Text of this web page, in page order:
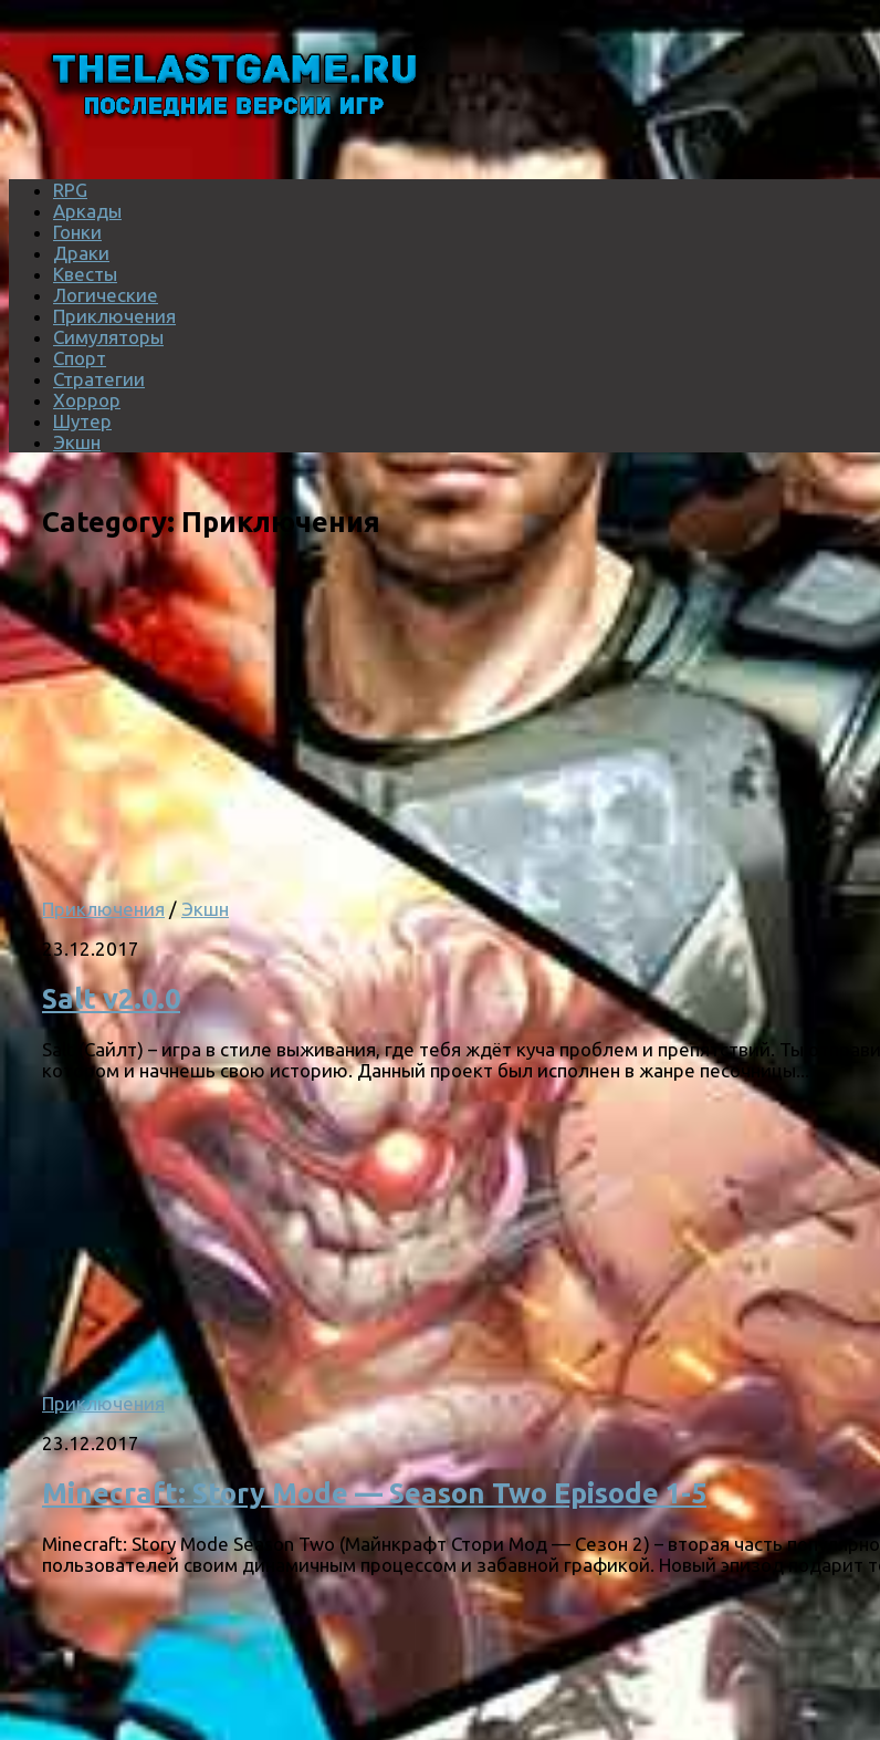
RPG
Аркады
Гонки
Драки
Квесты
Логические
Приключения
Симуляторы
Спорт
Стратегии
Хоррор
Шутер
Экшн
Category:Приключения
Приключения / Экшн
23.12.2017
Salt v2.0.0
Salt (Сайлт) – игра в стиле выживания, где тебя ждёт куча проблем и препятствий. Ты
котором и начнешь свою историю. Данный проект был исполнен в жанре песочницы...
Приключения
23.12.2017
Minecraft: Story Mode — Season Two Episode 1-5
Minecraft: Story Mode Season Two (Майнкрафт Стори Мод — Сезон 2) – вторая часть
пользователей своим динамичным процессом и забавной графикой. Новый эпизод подарит